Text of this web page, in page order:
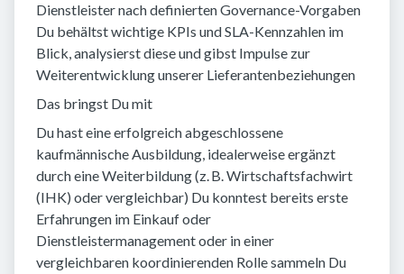
Dienstleister nach definierten Governance-Vorgaben
Du behältst wichtige KPIs und SLA-Kennzahlen im
Blick, analysierst diese und gibst Impulse zur
Weiterentwicklung unserer Lieferantenbeziehungen
Das bringst Du mit
Du hast eine erfolgreich abgeschlossene
kaufmännische Ausbildung, idealerweise ergänzt
durch eine Weiterbildung (z. B. Wirtschaftsfachwirt
(IHK) oder vergleichbar) Du konntest bereits erste
Erfahrungen im Einkauf oder
Dienstleistermanagement oder in einer
vergleichbaren koordinierenden Rolle sammeln Du